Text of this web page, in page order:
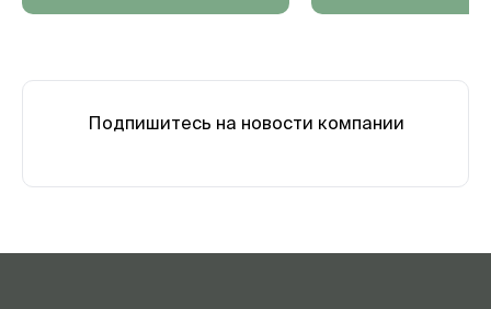
Подпишитесь на новости компании